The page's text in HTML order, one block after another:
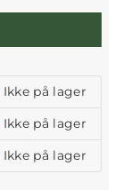
Ikke på lager
Ikke på lager
Ikke på lager